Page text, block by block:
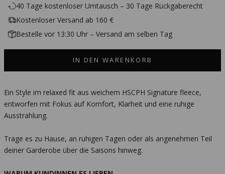
40 Tage kostenloser Umtausch – 30 Tage Rückgaberecht
Kostenloser Versand ab 160 €
Bestelle vor 13:30 Uhr – Versand am selben Tag
IN DEN WARENKORB
Ein Style im relaxed fit aus weichem HSCPH Signature fleece,
entworfen mit Fokus auf Komfort, Klarheit und eine ruhige
Ausstrahlung.
Trage es zu Hause, an ruhigen Tagen oder als angenehmen Teil
deiner Garderobe über die Saisons hinweg.